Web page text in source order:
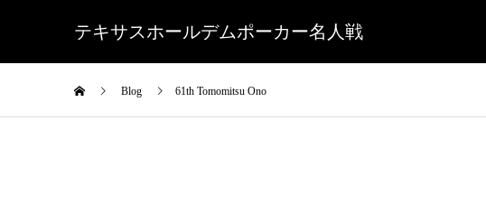
テキサスホールデムポーカー名人戦
Blog 61th Tomomitsu Ono